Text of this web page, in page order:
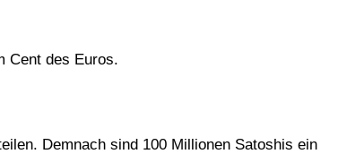
Cent des Euros.
Demnach sind 100 Millionen Satoshis ein